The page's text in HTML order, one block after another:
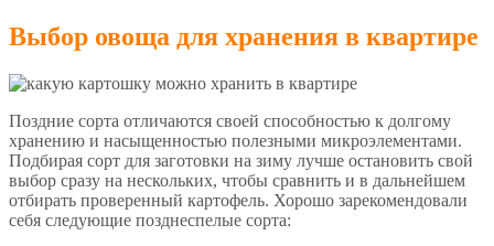
Выбор овоща для хранения в квартире
Поздние сорта отличаются своей способностью к долгому
хранению и насыщенностью полезными микроэлементами.
Подбирая сорт для заготовки на зиму лучше остановить свой
выбор сразу на нескольких, чтобы сравнить и в дальнейшем
отбирать проверенный картофель. Хорошо зарекомендовали
себя следующие позднеспелые сорта: